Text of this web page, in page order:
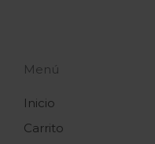
Menú
Inicio
Carrito